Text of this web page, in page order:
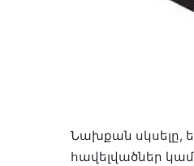
Նախքան սկսելը,
հավելվածներ